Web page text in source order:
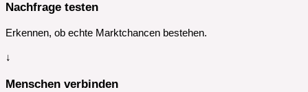
Nachfrage testen
Erkennen, ob echte Marktchancen bestehen.
↓
Menschen verbinden